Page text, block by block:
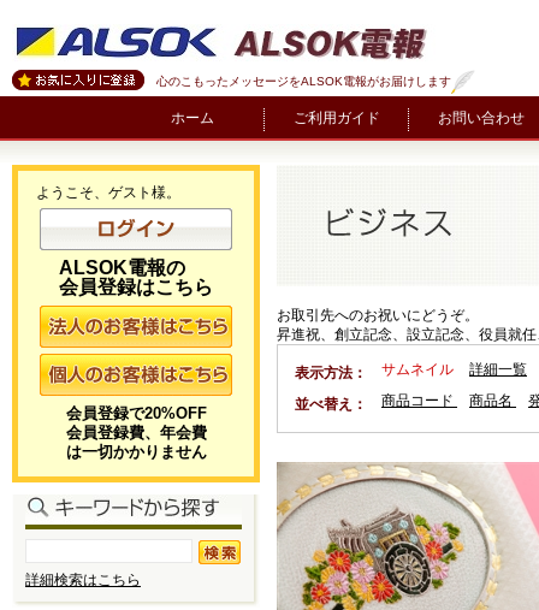
心のこもったメッセージをALSOK電報がお届けします
ホーム ご利用ガイド お問い合わせ
お取引先へのお祝いにどうぞ。
昇進祝、創立記念、設立記念、役員就
表示方法： サムネイル 詳細一覧
並べ替え： 商品コード 商品名
ようこそ、ゲスト様。
ALSOK電報の
会員登録はこちら
会員登録で20%OFF
会員登録費、年会費
は一切かかりません
詳細検索はこちら